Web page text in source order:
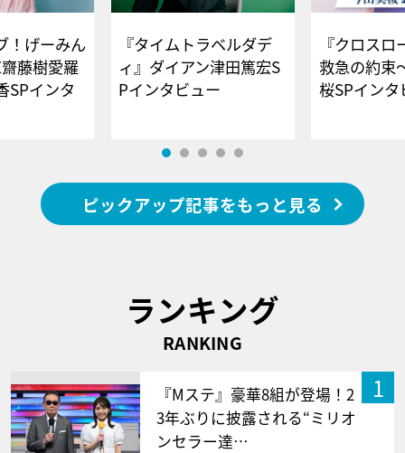
！げーみん
藤樹愛羅
SPインタ
『タイムトラベルダデ
ィ』ダイアン津田篤宏S
Pインタビュー
『クロス
救急の約束
桜SPイ
ピックアップ記事をもっと見る
ランキング
RANKING
1
『Mステ』豪華8組が登場！2
3年ぶりに披露される“ミリオ
ンセラー達…